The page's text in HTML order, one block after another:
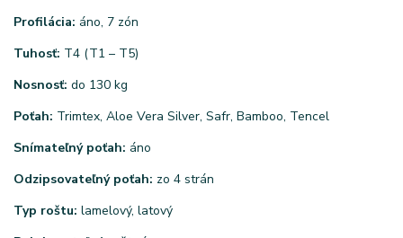
Profilácia: áno, 7 zón
Tuhosť: T4 (T1 – T5)
Nosnosť: do 130 kg
Poťah: Trimtex, Aloe Vera Silver, Safr, Bamboo, Tencel
Snímateľný poťah: áno
Odzipsovateľný poťah: zo 4 strán
Typ roštu: lamelový, latový